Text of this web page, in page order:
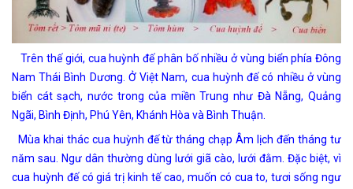
Trên thế giới, cua huỳnh đế phân bố nhiều ở vùng biển phía Đông
Nam Thái Bình Dương. Ở Việt Nam, cua huỳnh đế có nhiều ở vùng
biển cát sạch, nước trong của miền Trung như Đà Nẵng, Quảng
Ngãi, Bình Định, Phú Yên, Khánh Hòa và Bình Thuận.
Mùa khai thác cua huỳnh đế từ tháng chạp Âm lịch đến tháng tư
năm sau. Ngư dân thường dùng lưới giã cào, lưới đằm. Đặc biệt, vì
cua huỳnh đế có giá trị kinh tế cao, muốn có cua to, tươi sống ngư